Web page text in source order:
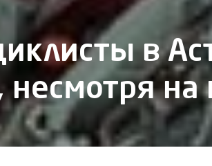
в
несмотря на